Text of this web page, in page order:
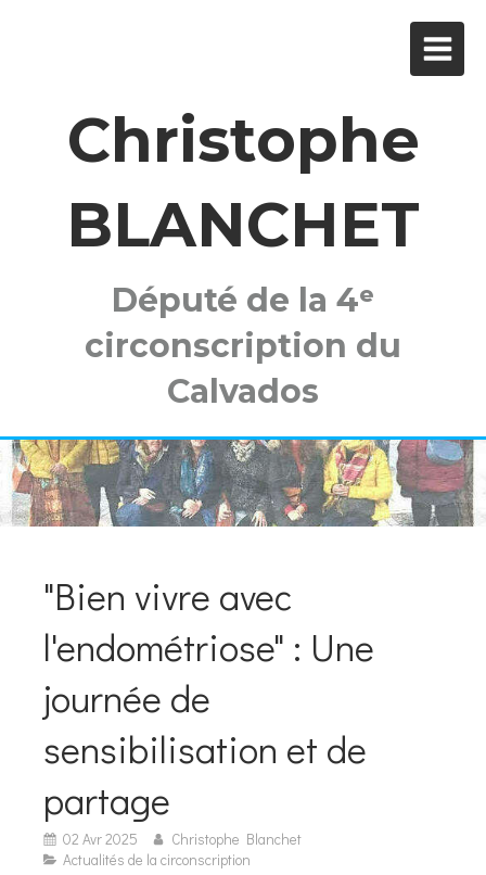
Christophe
BLANCHET
Député de la 4ᵉ
circonscription du
Calvados
"Bien vivre avec
l'endométriose" : Une
journée de
sensibilisation et de
partage
02 Avr 2025
Christophe Blanchet
Actualités de la circonscription